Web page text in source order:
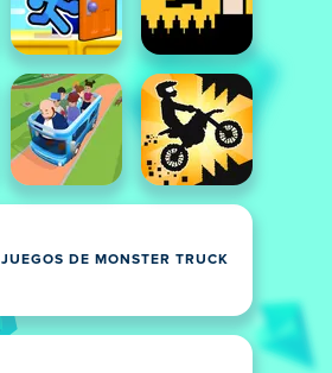
JUEGOS DE MONSTER TRUCK